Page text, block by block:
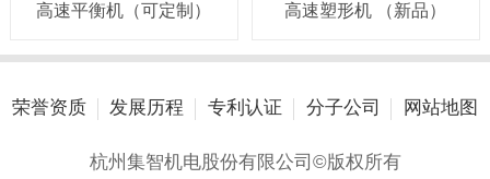
高速平衡机（可定制） 高速塑形机 （新品）
荣誉资质 发展历程 专利认证 分子公司 网站地图
杭州集智机电股份有限公司©版权所有